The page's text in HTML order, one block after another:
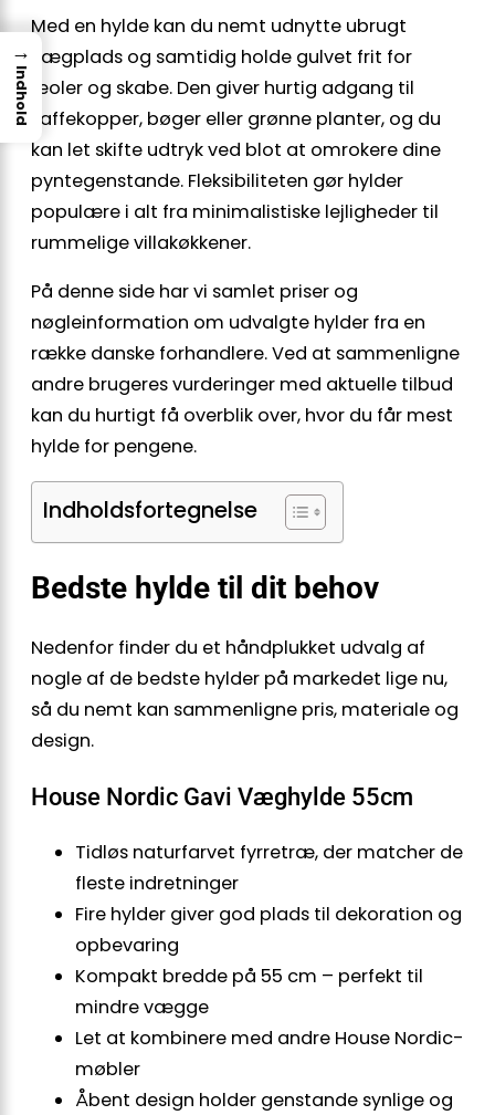
Med en hylde kan du nemt udnytte ubrugt
vægplads og samtidig holde gulvet frit for
reoler og skabe. Den giver hurtig adgang til
kaffekopper, bøger eller grønne planter, og du
kan let skifte udtryk ved blot at omrokere dine
pyntegenstande. Fleksibiliteten gør hylder
populære i alt fra minimalistiske lejligheder til
rummelige villakøkkener.
På denne side har vi samlet priser og
nøgleinformation om udvalgte hylder fra en
række danske forhandlere. Ved at sammenligne
andre brugeres vurderinger med aktuelle tilbud
kan du hurtigt få overblik over, hvor du får mest
hylde for pengene.
Indholdsfortegnelse
Bedste hylde til dit behov
Nedenfor finder du et håndplukket udvalg af
nogle af de bedste hylder på markedet lige nu,
så du nemt kan sammenligne pris, materiale og
design.
House Nordic Gavi Væghylde 55cm
Tidløs naturfarvet fyrretræ, der matcher de
fleste indretninger
Fire hylder giver god plads til dekoration og
opbevaring
Kompakt bredde på 55 cm – perfekt til
mindre vægge
Let at kombinere med andre House Nordic-
møbler
Åbent design holder genstande synlige og
→
Indhold